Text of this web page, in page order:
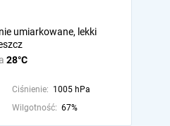
28°C
umiarkowane, lekki
Ciśnienie: 1005 hPa
Wilgotność: 67%